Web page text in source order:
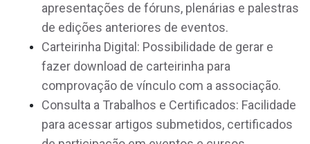
apresentações de fóruns, plenárias e palestras
de edições anteriores de eventos.
Carteirinha Digital : Possibilidade de gerar e
fazer download de carteirinha para
comprovação de vínculo com a associação.
Consulta a Trabalhos e Certificados: Facilidade
para acessar artigos submetidos, certificados